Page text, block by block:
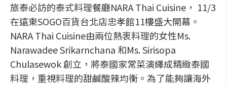
旅泰必訪的泰式料理餐廳NARA Thai Cuisine， 11/3
在遠東SOGO百貨台北店忠孝館11樓盛大開幕。
NARA Thai Cuisine由兩位熱衷料理的女性Ms.
Narawadee Srikarnchana 和Ms. Sirisopa
Chulasewok 創立，將泰國家常菜演繹成精緻泰國
料理，重視料理的甜鹹酸辣均衡。為了能夠讓海外